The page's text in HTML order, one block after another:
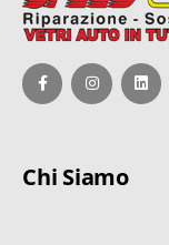
Chi Siamo